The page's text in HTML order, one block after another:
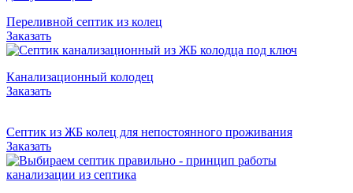
Переливной септик из колец
Заказать
Канализационный колодец
Заказать
Септик из ЖБ колец для непостоянного проживания
Заказать